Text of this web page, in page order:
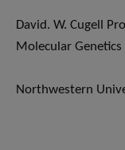
David. W. Cugell
Molecular Genetics
Northwestern